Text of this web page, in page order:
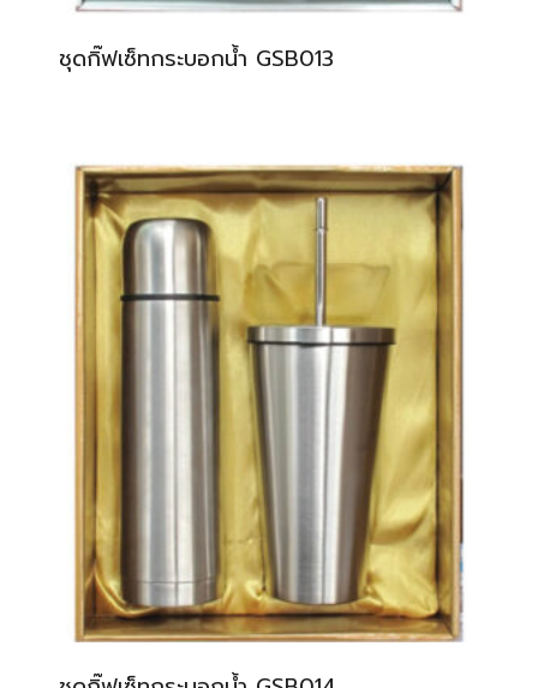
ชุดกิ๊ฟเซ็ทกระบอกน้ำ GSB013